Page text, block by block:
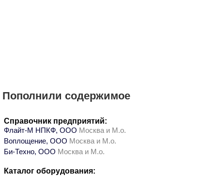
Пополнили содержимое
Справочник предприятий:
Флайт-М НПКФ, ООО Москва и М.о.
Воплощение, ООО Москва и М.о.
Би-Техно, ООО Москва и М.о.
Каталог оборудования: